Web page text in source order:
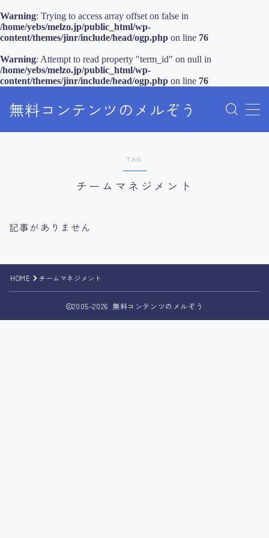
Warning: Trying to access array offset on false in
/home/yebs/melzo.jp/public_html/wp-
content/themes/jinr/include/head/ogp.php on line 76
Warning: Attempt to read property "term_id" on null in
/home/yebs/melzo.jp/public_html/wp-
content/themes/jinr/include/head/ogp.php on line 76
無料コンテンツのメルぞう
MENU
メルぞうの使い方
お知らせ
TAG
チームマネジメント
記事がありません
HOME チームマネジメント
2005–2026 無料コンテンツのメルぞう